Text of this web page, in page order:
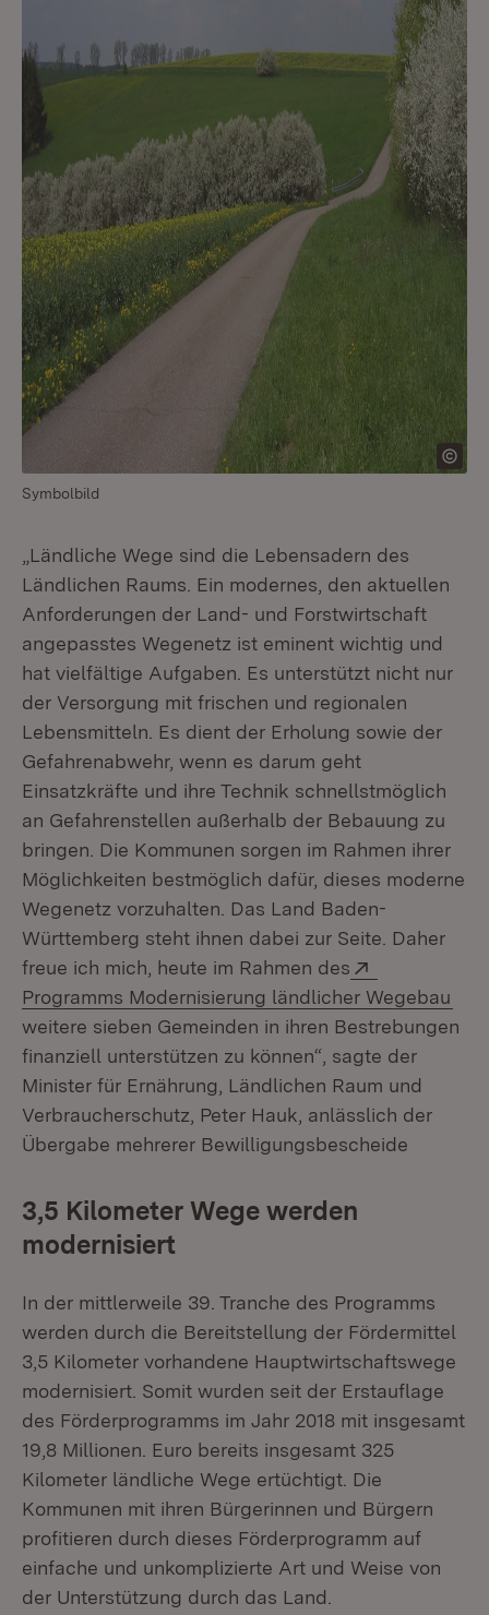
Symbolbild
„Ländliche Wege sind die Lebensadern des
Ländlichen Raums. Ein modernes, den aktuellen
Anforderungen der Land- und Forstwirtschaft
angepasstes Wegenetz ist eminent wichtig und
hat vielfältige Aufgaben. Es unterstützt nicht nur
der Versorgung mit frischen und regionalen
Lebensmitteln. Es dient der Erholung sowie der
Gefahrenabwehr, wenn es darum geht
Einsatzkräfte und ihre Technik schnellstmöglich
an Gefahrenstellen außerhalb der Bebauung zu
bringen. Die Kommunen sorgen im Rahmen ihrer
Möglichkeiten bestmöglich dafür, dieses moderne
Wegenetz vorzuhalten. Das Land Baden-
Württemberg steht ihnen dabei zur Seite. Daher
freue ich mich, heute im Rahmen des
Programms Modernisierung ländlicher Wegebau
weitere sieben Gemeinden in ihren Bestrebungen
finanziell unterstützen zu können“, sagte der
Minister für Ernährung, Ländlichen Raum und
Verbraucherschutz, Peter Hauk, anlässlich der
Übergabe mehrerer Bewilligungsbescheide
3,5 Kilometer Wege werden
modernisiert
In der mittlerweile 39. Tranche des Programms
werden durch die Bereitstellung der Fördermittel
3,5 Kilometer vorhandene Hauptwirtschaftswege
modernisiert. Somit wurden seit der Erstauflage
des Förderprogramms im Jahr 2018 mit insgesamt
19,8 Millionen. Euro bereits insgesamt 325
Kilometer ländliche Wege ertüchtigt. Die
Kommunen mit ihren Bürgerinnen und Bürgern
profitieren durch dieses Förderprogramm auf
einfache und unkomplizierte Art und Weise von
der Unterstützung durch das Land.